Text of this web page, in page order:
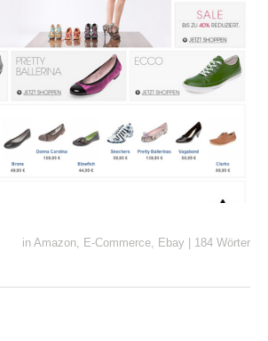
in Amazon E-Commerce Ebay 184 Wörter